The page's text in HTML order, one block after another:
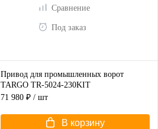
Сравнение
Под заказ
Привод для промышленных ворот
TARGO TR-5024-230KIT
71 980 ₽ / шт
В корзину